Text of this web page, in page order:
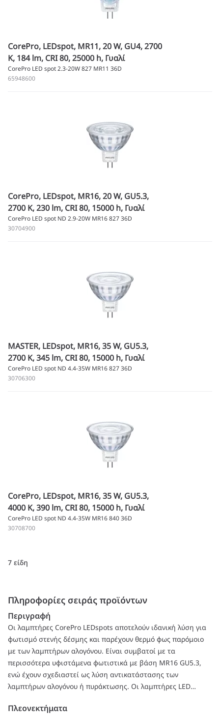
CorePro, LEDspot, MR11, 20 W, GU4, 2700
K, 184 lm, CRI 80, 25000 h, Γυαλί
CorePro LED spot 2.3-20W 827 MR11 36D
65948600
CorePro, LEDspot, MR16, 20 W, GU5.3,
2700 K, 230 lm, CRI 80, 15000 h, Γυαλί
CorePro LED spot ND 2.9-20W MR16 827 36D
30704900
MASTER, LEDspot, MR16, 35 W, GU5.3,
2700 K, 345 lm, CRI 80, 15000 h, Γυαλί
CorePro LED spot ND 4.4-35W MR16 827 36D
30706300
CorePro, LEDspot, MR16, 35 W, GU5.3,
4000 K, 390 lm, CRI 80, 15000 h, Γυαλί
CorePro LED spot ND 4.4-35W MR16 840 36D
30708700
7 είδη
Πληροφορίες σειράς προϊόντων
Περιγραφή
Οι λαμπτήρες CorePro LEDspots αποτελούν ιδανική λύση για
φωτισμό στενής δέσμης και παρέχουν θερμό φως παρόμοιο
με των λαμπτήρων αλογόνου. Είναι συμβατοί με τα
περισσότερα υφιστάμενα φωτιστικά με βάση MR16 GU5.3,
ενώ έχουν σχεδιαστεί ως λύση αντικατάστασης των
λαμπτήρων αλογόνου ή πυράκτωσης. Οι λαμπτήρες LED
ελαχιστοποιούν το κόστος συντήρησης.
Πλεονεκτήματα